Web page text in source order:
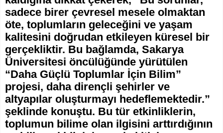
sadece birer çevresel mesele olmaktan
öte, toplumların geleceğini ve yaşam
kalitesini doğrudan etkileyen küresel bir
gerçekliktir. Bu bağlamda, Sakarya
Üniversitesi öncülüğünde yürütülen
“Daha Güçlü Toplumlar İçin Bilim”
projesi, daha dirençli şehirler ve
altyapılar oluşturmayı hedeflemektedir.”
şeklinde konuştu. Bu tür etkinliklerin,
toplumun bilime olan ilgisini arttırdığının